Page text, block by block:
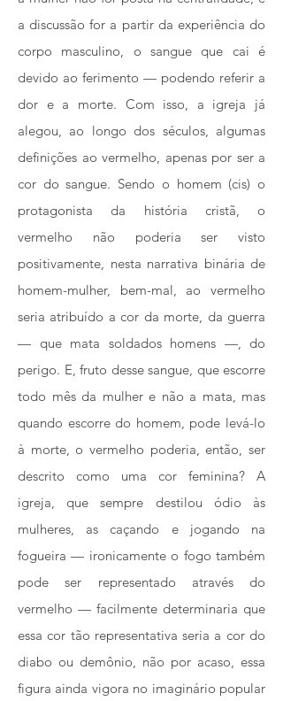
a discussão for a partir da experiência do
corpo masculino, o sangue que cai é
devido ao ferimento — podendo referir a
dor e a morte. Com isso, a igreja já
alegou, ao longo dos séculos, algumas
definições ao vermelho, apenas por ser a
cor do sangue. Sendo o homem (cis) o
protagonista da história cristã, o
vermelho não poderia ser visto
positivamente, nesta narrativa binária de
homem-mulher, bem-mal, ao vermelho
seria atribuído a cor da morte, da guerra
— que mata soldados homens —, do
perigo. E, fruto desse sangue, que escorre
todo mês da mulher e não a mata, mas
quando escorre do homem, pode levá-lo
à morte, o vermelho poderia, então, ser
descrito como uma cor feminina? A
igreja, que sempre destilou ódio às
mulheres, as caçando e jogando na
fogueira — ironicamente o fogo também
pode ser representado através do
vermelho — facilmente determinaria que
essa cor tão representativa seria a cor do
diabo ou demônio, não por acaso, essa
figura ainda vigora no imaginário popular